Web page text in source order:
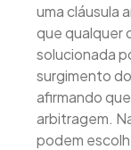
uma cláusula
que qualquer
solucionada
surgimento
afirmando
arbitragem.
podem